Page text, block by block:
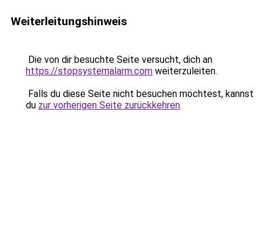
Weiterleitungshinweis
Die von dir besuchte Seite versucht, dich an
https://stopsystemalarm.com weiterzuleiten.
Falls du diese Seite nicht besuchen möchtest, kannst
du zur vorherigen Seite zurückkehren.